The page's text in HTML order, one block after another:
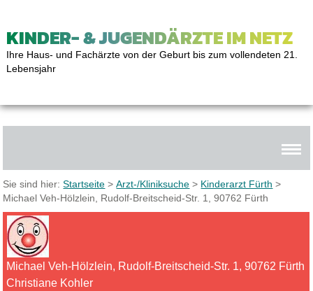
KINDER- & JUGENDÄRZTE IM NETZ
Ihre Haus- und Fachärzte von der Geburt bis zum vollendeten 21.
Lebensjahr
Sie sind hier:Startseite >Arzt-/Kliniksuche > Kinderarzt Fürth >
Michael Veh-Hölzlein, Rudolf-Breitscheid-Str. 1, 90762 Fürth
Michael Veh-Hölzlein, Rudolf-Breitscheid-Str. 1, 90762 Fürth
Christiane Kohler